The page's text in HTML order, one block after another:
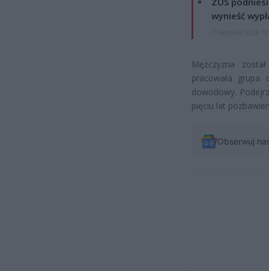
wynieść
Mężczyzna
pracowała grupa
dowodowy.
pięciu lat
Obserwuj